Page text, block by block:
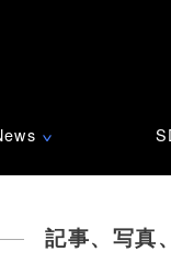
∨
記事、写真